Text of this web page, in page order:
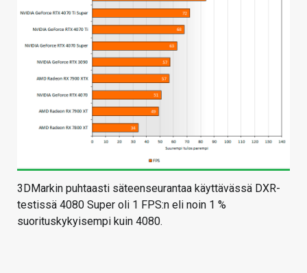
3DMarkin puhtaasti säteenseurantaa käyttävässä DXR-
testissä 4080 Super oli 1 FPS:n eli noin 1 %
suorituskykyisempi kuin 4080.